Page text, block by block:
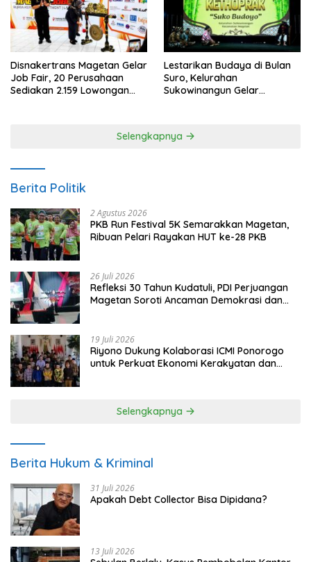
Disnakertrans Magetan Gelar
Job Fair, 20 Perusahaan
Sediakan 2.159 Lowongan
Lestarikan Budaya di Bulan
Suro, Kelurahan
Sukowinangun Gelar
Selengkapnya
Berita Politik
2 Agustus 2026
PKB Run Festival 5K Semarakkan Magetan,
Ribuan Pelari Rayakan HUT ke-28 PKB
26 Juli 2026
Refleksi 30 Tahun Kudatuli, PDI Perjuangan
Magetan Soroti Ancaman Demokrasi dan
19 Juli 2026
Riyono Dukung Kolaborasi ICMI Ponorogo
untuk Perkuat Ekonomi Kerakyatan dan
Selengkapnya
Berita Hukum & Kriminal
31 Juli 2026
Apakah Debt Collector Bisa Dipidana?
13 Juli 2026